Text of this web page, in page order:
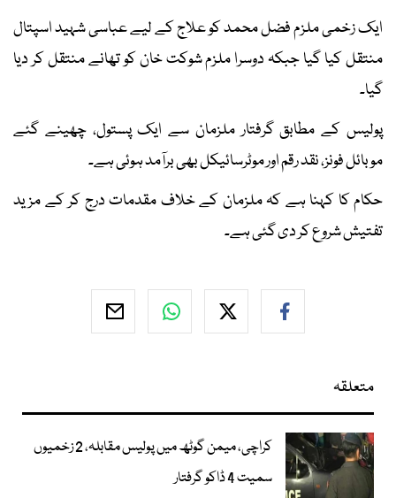
ایک زخمی ملزم فضل محمد کو علاج کے لیے عباسی شہید اسپتال
منتقل کیا گیا جبکہ دوسرا ملزم شوکت خان کو تھانے منتقل کر دیا
گیا۔
پولیس کے مطابق گرفتار ملزمان سے ایک پستول، چھینے گئے
موبائل فونز، نقد رقم اور موٹرسائیکل بھی برآمد ہوئی ہے۔
حکام کا کہنا ہے کہ ملزمان کے خلاف مقدمات درج کر کے مزید
تفتیش شروع کر دی گئی ہے۔
متعلقہ
کراچی، میمن گوٹھ میں پولیس مقابلہ، 2 زخمیوں
سمیت 4 ڈاکو گرفتار